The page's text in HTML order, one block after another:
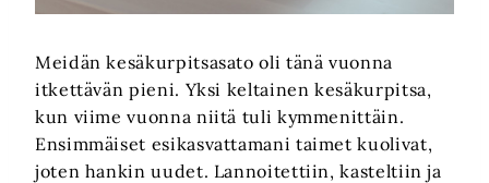
Meidän kesäkurpitsasato oli tänä vuonna
itkettävän pieni. Yksi keltainen kesäkurpitsa,
kun viime vuonna niitä tuli kymmenittäin.
Ensimmäiset esikasvattamani taimet kuolivat,
joten hankin uudet. Lannoitettiin, kasteltiin ja